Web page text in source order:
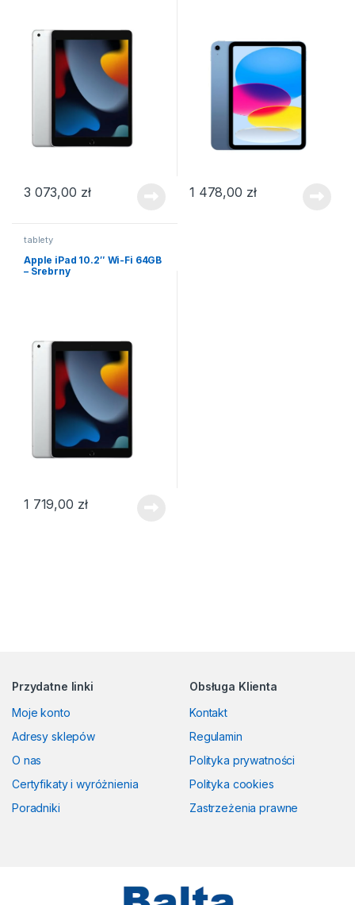
3 073,00 zł 1 478,00 zł
tablety
Apple iPad 10.2″ Wi-Fi 64GB
– Srebrny
1 719,00 zł
Przydatne linki
Moje konto
Adresy sklepów
O nas
Certyfikaty i wyróżnienia
Poradniki
Obsługa Klienta
Kontakt
Regulamin
Polityka prywatności
Polityka cookies
Zastrzeżenia prawne